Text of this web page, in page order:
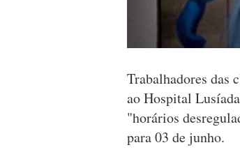
Trabalhadores das
ao Hospital
"horários
para 03 de junho.